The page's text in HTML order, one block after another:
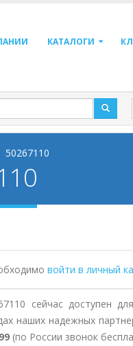
КАТАЛОГИ
50267110
войти в личный
сейчас доступен
наших надежных
(по России звонок